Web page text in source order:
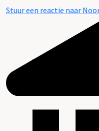
Stuur een reactie naar